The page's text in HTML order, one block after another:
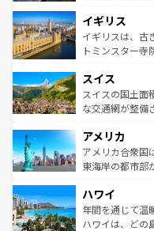
いる。シャンパ
香り高いラベン
らに、パリ以外
れる地方に足を
き
を参照してほし
顔を持つこの国
ルリンの文化的
してライン川沿
は、お酒好きな人に
ドイツ情報はコ
イギリス
イギリスは、古
トミンスター寺
リアごとに異な
ティー、ビール
戦など、本場だ
ンツ一覧を参照
スイス
スイスの国土面
な交通網が整備
の建物がそのま
博物館もあり、
ことができる。
ば市内交通費無料
着のスイス情報
アメリカ
アメリカ合衆国
東海岸の都市部
のような巨大都
ンメントが詰ま
西部には大自然
ハワイ
年間を通じて温
ハワイは、どの